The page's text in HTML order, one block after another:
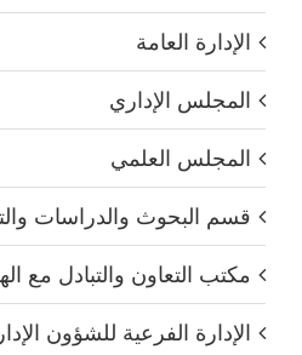
الإدارة العامة
المجلس الإداري
المجلس العلمي
قسم البحوث والدراسات
مكتب التعاون والتبادل مع
الإدارة الفرعية للشؤون